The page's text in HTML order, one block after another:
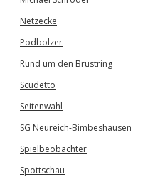
Netzecke
Podbolzer
Rund um den Brustring
Scudetto
Seitenwahl
SG Neureich-Bimbeshausen
Spielbeobachter
Spottschau